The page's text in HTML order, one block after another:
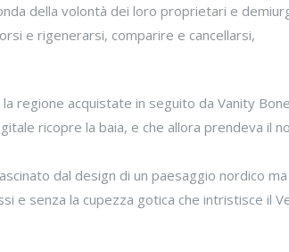
della volontà dei loro proprietari e
e rigenerarsi, comparire e cancellarsi,
regione acquistate in seguito da Vanity
ricopre la baia, e che allora prendeva il
dal design di un paesaggio nordico ma
e senza la cupezza gotica che intristisce il